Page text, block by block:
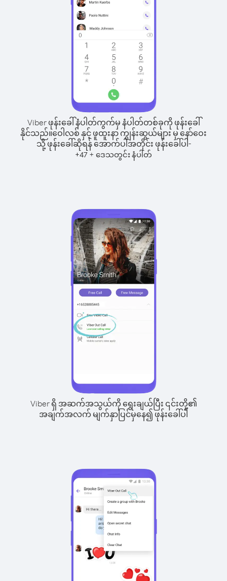
Viber ဖုန်းခေါ်နံပါတ်ကွက်မှ နံပါတ်တစ်ခုကို ဖုန်းခေါ်
နိုင်သည်။ဝေါလစ် နှင့် ဖူထူးနာ ကျွန်းဆွယ်များ မှ နော်ဝေး
သို့ ဖုန်းခေါ်ဆိုရန် အောက်ပါအတိုင်း ဖုန်းခေါ်ပါ-
+47 + ဒေသတွင်း နံပါတ်
Viber ရှိ အဆက်အသွယ်ကို ရွေးချယ်ပြီး ၎င်းတို့၏
အချက်အလက် မျက်နှာပြင်မှနေ၍ ဖုန်းခေါ်ပါ